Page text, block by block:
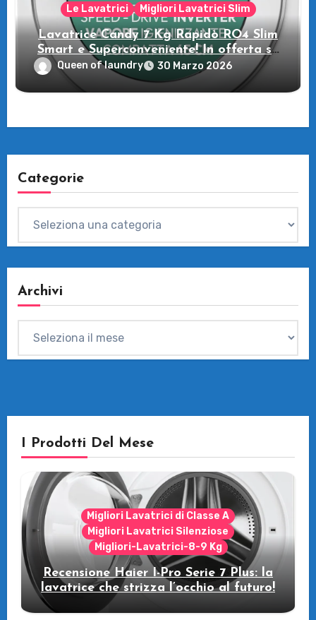
Le Lavatrici Migliori Lavatrici Slim
Lavatrice Candy 7 Kg Rapidò RO4 Slim
Smart e Superconveniente! In offerta su
Amazon
Queen of laundry 30 Marzo 2026
Categorie
Archivi
I Prodotti Del Mese
Migliori Lavatrici di Classe A
Migliori Lavatrici Silenziose
Migliori-Lavatrici-8-9 Kg
Recensione Haier I-Pro Serie 7 Plus: la
lavatrice che strizza l’occhio al futuro!